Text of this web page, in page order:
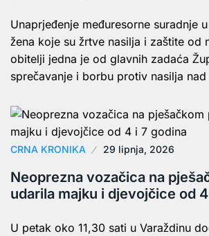
Unaprjeđenje međuresorne suradnje
žena koje su žrtve nasilja i zaštite od
obitelji jedna je od glavnih zadaća
sprečavanje i borbu protiv nasilja
CRNA KRONIKA 29 lipnja, 2026
Neoprezna vozačica na
udarila majku i djevojčice od
U petak oko 11,30 sati u Varaždinu